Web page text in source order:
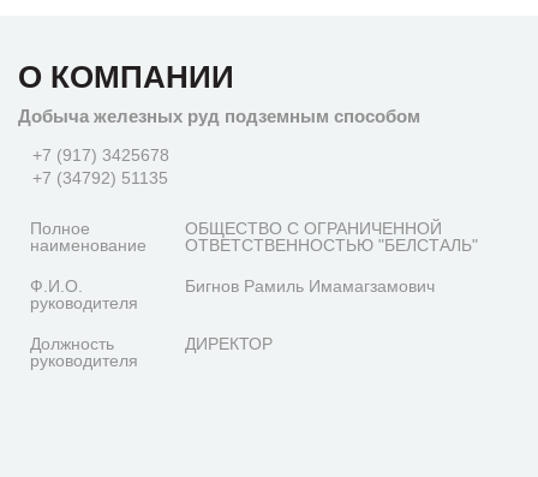
О КОМПАНИИ
Добыча железных руд подземным способом
+7 (917) 3425678
+7 (34792) 51135
Полное
наименование
ОБЩЕСТВО С ОГРАНИЧЕННОЙ
ОТВЕТСТВЕННОСТЬЮ "БЕЛСТАЛЬ"
Ф.И.О.
руководителя
Бигнов Рамиль Имамагзамович
Должность
руководителя
ДИРЕКТОР